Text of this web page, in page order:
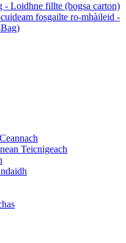
- Loidhne fillte (bogsa carton)
fosgailte ro-mhàileid -
Teicnigeach